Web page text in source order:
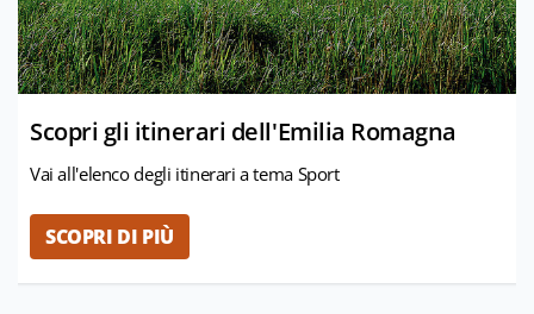
Scopri gli itinerari dell'Emilia Romagna
Vai all'elenco degli itinerari a tema Sport
SCOPRI DI PIÙ